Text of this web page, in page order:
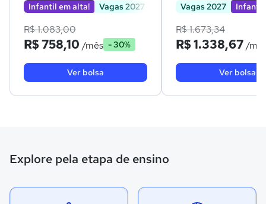
Infantil em alta!
Vagas 2027
R$ 1.083,00
R$ 758,10 /mês - 30%
Ver bolsa
Vagas 2027
Infantil
R$ 1.673,34
R$ 1.338,67/
Ver bolsa
Explore pela etapa de ensino